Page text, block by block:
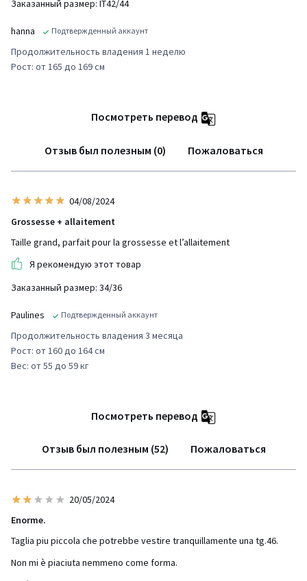
Заказанный размер: IT42/44
hanna Подтвержденный аккаунт
Продолжительность владения 1 неделю
Рост: от 165 до 169 см
Посмотреть перевод
Отзыв был полезным (0) Пожаловаться
04/08/2024
Grossesse + allaitement
Taille grand, parfait pour la grossesse et l’allaitement
Я рекомендую этот товар
Заказанный размер: 34/36
Paulines Подтвержденный аккаунт
Продолжительность владения 3 месяца
Рост: от 160 до 164 см
Вес: от 55 до 59 кг
Посмотреть перевод
Отзыв был полезным (52) Пожаловаться
20/05/2024
Enorme.
Taglia piu piccola che potrebbe vestire tranquillamente una tg.46.
Non mi è piaciuta nemmeno come forma.